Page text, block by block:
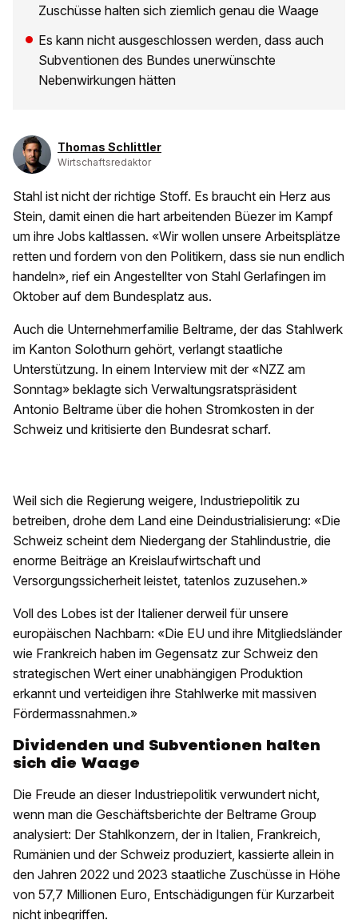
Zuschüsse halten sich ziemlich genau die Waage
Es kann nicht ausgeschlossen werden, dass auch
Subventionen des Bundes unerwünschte
Nebenwirkungen hätten
Thomas Schlittler
Wirtschaftsredaktor
Stahl ist nicht der richtige Stoff. Es braucht ein Herz aus
Stein, damit einen die hart arbeitenden Büezer im Kampf
um ihre Jobs kaltlassen. «Wir wollen unsere Arbeitsplätze
retten und fordern von den Politikern, dass sie nun endlich
handeln», rief ein Angestellter von Stahl Gerlafingen im
Oktober auf dem Bundesplatz aus.
Auch die Unternehmerfamilie Beltrame, der das Stahlwerk
im Kanton Solothurn gehört, verlangt staatliche
Unterstützung. In einem Interview mit der «NZZ am
Sonntag» beklagte sich Verwaltungsratspräsident
Antonio Beltrame über die hohen Stromkosten in der
Schweiz und kritisierte den Bundesrat scharf.
Weil sich die Regierung weigere, Industriepolitik zu
betreiben, drohe dem Land eine Deindustrialisierung: «Die
Schweiz scheint dem Niedergang der Stahlindustrie, die
enorme Beiträge an Kreislaufwirtschaft und
Versorgungssicherheit leistet, tatenlos zuzusehen.»
Voll des Lobes ist der Italiener derweil für unsere
europäischen Nachbarn: «Die EU und ihre Mitgliedsländer
wie Frankreich haben im Gegensatz zur Schweiz den
strategischen Wert einer unabhängigen Produktion
erkannt und verteidigen ihre Stahlwerke mit massiven
Fördermassnahmen.»
Dividenden und Subventionen halten
sich die Waage
Die Freude an dieser Industriepolitik verwundert nicht,
wenn man die Geschäftsberichte der Beltrame Group
analysiert: Der Stahlkonzern, der in Italien, Frankreich,
Rumänien und der Schweiz produziert, kassierte allein in
den Jahren 2022 und 2023 staatliche Zuschüsse in Höhe
von 57,7 Millionen Euro, Entschädigungen für Kurzarbeit
nicht inbegriffen.